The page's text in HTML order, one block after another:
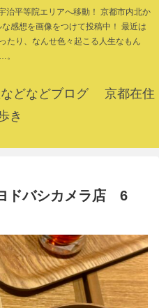
平等院エリアへ移動！ 京都市内北か
感想を画像をつけて投稿中！ 最近は
たり、なんせ色々起こる人生なもん
。
などなどブログ 京都在住
き
バシカメラ店 6